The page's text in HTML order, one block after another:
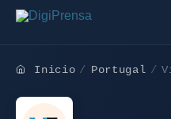
Inicio Portugal